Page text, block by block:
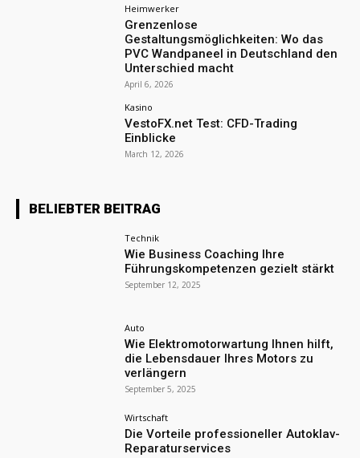
Heimwerker
Grenzenlose
Gestaltungsmöglichkeiten: Wo das
PVC Wandpaneel in Deutschland den
Unterschied macht
April 6, 2026
Kasino
VestoFX.net Test: CFD-Trading
Einblicke
March 12, 2026
BELIEBTER BEITRAG
Technik
Wie Business Coaching Ihre
Führungskompetenzen gezielt stärkt
September 12, 2025
Auto
Wie Elektromotorwartung Ihnen hilft,
die Lebensdauer Ihres Motors zu
verlängern
September 5, 2025
Wirtschaft
Die Vorteile professioneller Autoklav-
Reparaturservices